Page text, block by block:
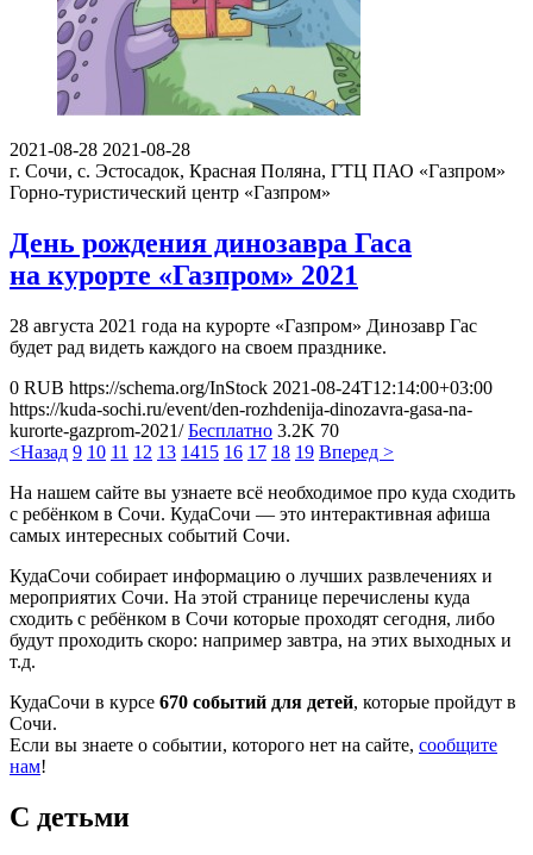
2021-08-28 2021-08-28
г. Сочи, с. Эстосадок, Красная Поляна, ГТЦ ПАО «Газпром»
Горно-туристический центр «Газпром»
День рождения динозавра Гаса
на курорте «Газпром» 2021
28 августа 2021 года на курорте «Газпром» Динозавр Гас
будет рад видеть каждого на своем празднике.
0 RUB https://schema.org/InStock 2021-08-24T12:14:00+03:00
https://kuda-sochi.ru/event/den-rozhdenija-dinozavra-gasa-na-
kurorte-gazprom-2021/ Бесплатно 3.2K 70
<Назад 9 10 11 12 13 1415 16 17 18 19 Вперед >
На нашем сайте вы узнаете всё необходимое про куда сходить
с ребёнком в Сочи. КудаСочи — это интерактивная афиша
самых интересных событий Сочи.
КудаСочи собирает информацию о лучших развлечениях и
мероприятих Сочи. На этой странице перечислены куда
сходить с ребёнком в Сочи которые проходят сегодня, либо
будут проходить скоро: например завтра, на этих выходных и
т.д.
КудаСочи в курсе 670 событий для детей, которые пройдут в
Сочи.
Если вы знаете о событии, которого нет на сайте, сообщите
нам!
С детьми